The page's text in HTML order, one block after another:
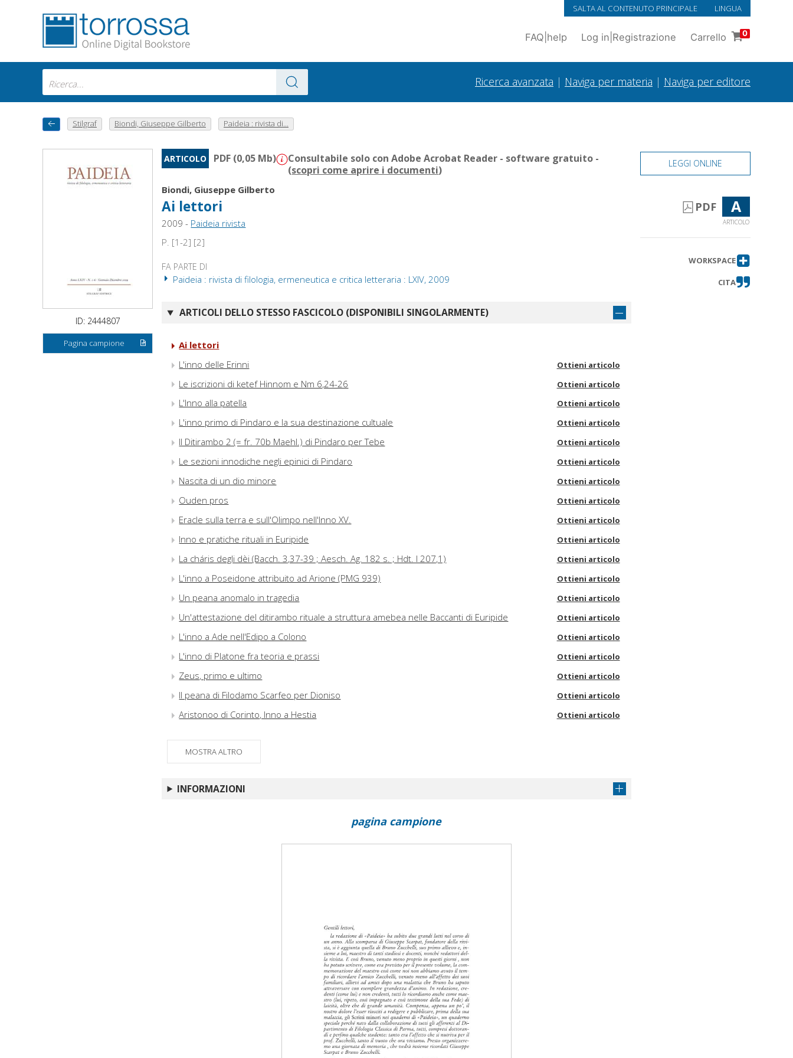
SALTA AL CONTENUTO PRINCIPALE LINGUA
FAQ help Log in Registrazione Carrello 0
Ricerca avanzata | Naviga per materia | Naviga per editore
Stilgraf Biondi, Giuseppe Gilberto Paideia : rivista di...
ID: 2444807
Pagina campione
ARTICOLO PDF (0,05 Mb)
Consultabile solo con Adobe Acrobat Reader - software gratuito -
(scopri come aprire i documenti)
Biondi, Giuseppe Gilberto
Ai lettori
2009 - Paideia rivista
P. [1-2] [2]
FA PARTE DI
Paideia : rivista di filologia, ermeneutica e critica letteraria : LXIV, 2009
ARTICOLI DELLO STESSO FASCICOLO (DISPONIBILI SINGOLARMENTE)
Ai lettori
L'inno delle Erinni
Ottieni articolo
Le iscrizioni di ketef Hinnom e Nm 6,24-26 Ottieni articolo
L'Inno alla patella Ottieni articolo
L'inno primo di Pindaro e la sua destinazione cultuale Ottieni articolo
Il Ditirambo 2 (= fr. 70b Maehl.) di Pindaro per Tebe Ottieni articolo
Le sezioni innodiche negli epinici di Pindaro Ottieni articolo
Nascita di un dio minore Ottieni articolo
Ouden pros Ottieni articolo
Eracle sulla terra e sull'Olimpo nell'Inno XV. Ottieni articolo
Inno e pratiche rituali in Euripide Ottieni articolo
La cháris degli dèi (Bacch. 3,37-39 ; Aesch. Ag. 182 s. ; Hdt. I 207,1) Ottieni articolo
L'inno a Poseidone attribuito ad Arione (PMG 939) Ottieni articolo
Un peana anomalo in tragedia Ottieni articolo
Un'attestazione del ditirambo rituale a struttura amebea nelle Baccanti di Euripide Ottieni articolo
L'inno a Ade nell'Edipo a Colono Ottieni articolo
L'inno di Platone fra teoria e prassi Ottieni articolo
Zeus, primo e ultimo Ottieni articolo
Il peana di Filodamo Scarfeo per Dioniso Ottieni articolo
Aristonoo di Corinto, Inno a Hestia Ottieni articolo
L'inno nel Siracide greco
L'incipit del De rerum natura tra poesia e innografia Ottieni articolo
Messala et la parodie hymnique d'Horace (Od. III 21)
Supplemento a un commento (i Conviviali di Giuseppe Nava)
Osservazioni sulla valenza politica del brutus nate in margine alla recente edizione
ciceroniana delle Epistole nei Classici Latini UTET
Le Giornate siracusane sul teatro antico e un nuovo volume sulle forme del comico a
MOSTRA ALTRO
INFORMAZIONI
LEGGI ONLINE
PDF A
ARTICOLO
WORKSPACE
CITA
pagina campione